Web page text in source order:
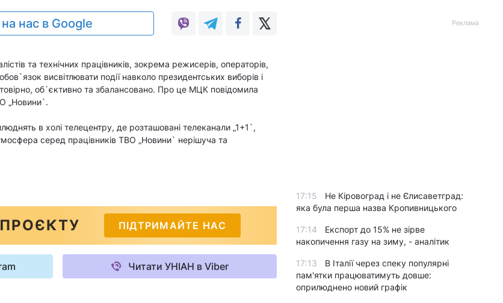
нас в Google
та технічних працівників, зокрема режисерів, операторів,
висвітлювати події навколо президентських виборів і
об`єктивно та збалансовано. Про це МЦК повідомила
„Новини`.
в холі телецентру, де розташовані телеканали „1+1`,
серед працівників ТВО „Новини` нерішуча та
ПІДТРИМАЙТЕ НАС
Читати УНІАН в Viber
Реклама
17:15
Не Кіровоград і не Єлисаветград:
яка була перша назва Кропивницького
17:14
Експорт до 15% не зірве
накопичення газу на зиму, - аналітик
17:13
В Італії через спеку популярні
пам'ятки працюватимуть довше:
оприлюднено новий графік